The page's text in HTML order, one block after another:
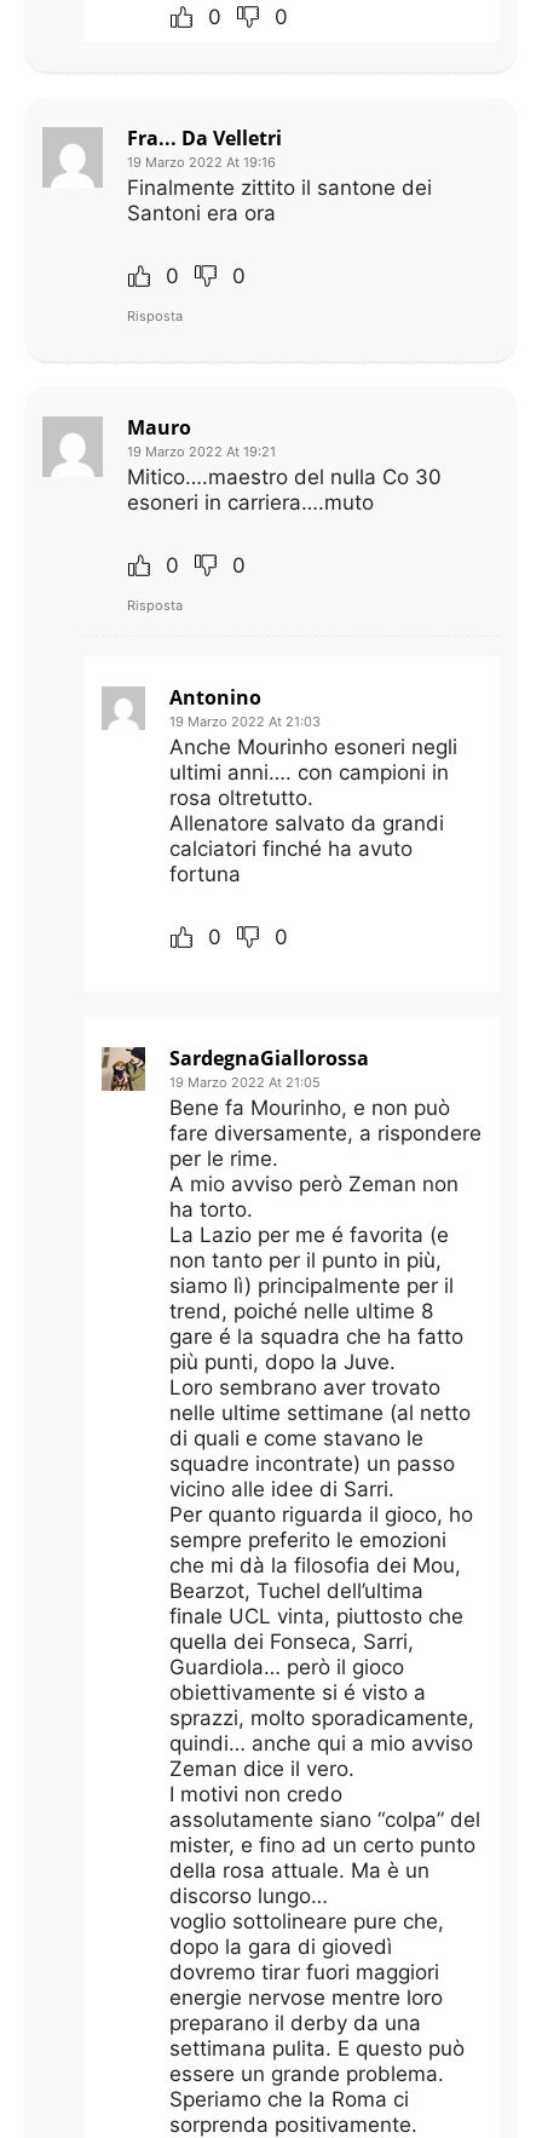
0 0
Fra... Da Velletri
19 Marzo 2022 At 19:16
Finalmente zittito il santone dei
Santoni era ora
0 0
Risposta
Mauro
19 Marzo 2022 At 19:21
Mitico….maestro del nulla Co 30
esoneri in carriera….muto
0 0
Risposta
Antonino
19 Marzo 2022 At 21:03
Anche Mourinho esoneri negli
ultimi anni…. con campioni in
rosa oltretutto.
Allenatore salvato da grandi
calciatori finché ha avuto
fortuna
0 0
SardegnaGiallorossa
19 Marzo 2022 At 21:05
Bene fa Mourinho, e non può
fare diversamente, a rispondere
per le rime.
A mio avviso però Zeman non
ha torto.
La Lazio per me é favorita (e
non tanto per il punto in più,
siamo lì) principalmente per il
trend, poiché nelle ultime 8
gare é la squadra che ha fatto
più punti, dopo la Juve.
Loro sembrano aver trovato
nelle ultime settimane (al netto
di quali e come stavano le
squadre incontrate) un passo
vicino alle idee di Sarri.
Per quanto riguarda il gioco, ho
sempre preferito le emozioni
che mi dà la filosofia dei Mou,
Bearzot, Tuchel dell’ultima
finale UCL vinta, piuttosto che
quella dei Fonseca, Sarri,
Guardiola… però il gioco
obiettivamente si é visto a
sprazzi, molto sporadicamente,
quindi… anche qui a mio avviso
Zeman dice il vero.
I motivi non credo
assolutamente siano “colpa” del
mister, e fino ad un certo punto
della rosa attuale. Ma è un
discorso lungo…
voglio sottolineare pure che,
dopo la gara di giovedì
dovremo tirar fuori maggiori
energie nervose mentre loro
preparano il derby da una
settimana pulita. E questo può
essere un grande problema.
Speriamo che la Roma ci
sorprenda positivamente.